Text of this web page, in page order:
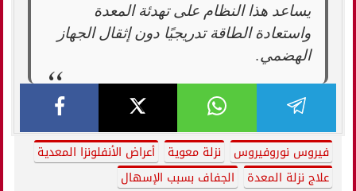
يساعد هذا النظام على تهدئة المعدة
واستعادة الطاقة تدريجيًا دون إثقال الجهاز
الهضمي.
فيروس نوروفيروس نزلة معوية
أعراض الأنفلونزا المعدية
علاج نزلة المعدة
الجفاف بسبب الإسهال